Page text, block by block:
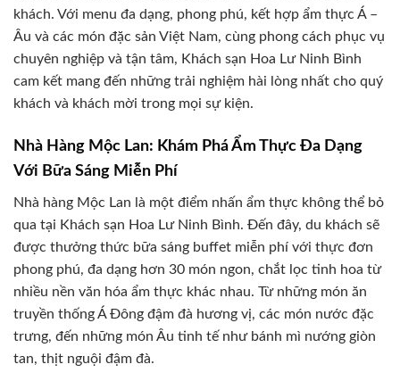
khách. Với menu đa dạng, phong phú, kết hợp ẩm thực Á –
Âu và các món đặc sản Việt Nam, cùng phong cách phục vụ
chuyên nghiệp và tận tâm, Khách sạn Hoa Lư Ninh Bình
cam kết mang đến những trải nghiệm hài lòng nhất cho quý
khách và khách mời trong mọi sự kiện.
Nhà Hàng Mộc Lan: Khám Phá Ẩm Thực Đa Dạng
Với Bữa Sáng Miễn Phí
Nhà hàng Mộc Lan là một điểm nhấn ẩm thực không thể bỏ
qua tại Khách sạn Hoa Lư Ninh Bình. Đến đây, du khách sẽ
được thưởng thức bữa sáng buffet miễn phí với thực đơn
phong phú, đa dạng hơn 30 món ngon, chắt lọc tinh hoa từ
nhiều nền văn hóa ẩm thực khác nhau. Từ những món ăn
truyền thống Á Đông đậm đà hương vị, các món nước đặc
trưng, đến những món Âu tinh tế như bánh mì nướng giòn
tan, thịt nguội đậm đà.